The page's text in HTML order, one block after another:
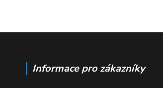
Informace pro zákazníky